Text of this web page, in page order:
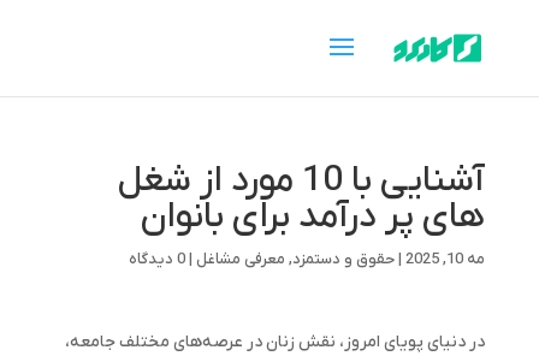
آشنایی با 10 مورد از شغل
های پر درآمد برای بانوان
مه 10, 2025 |حقوق و دستمزد, معرفی مشاغل|0 دیدگاه
در دنیای پویای امروز، نقش زنان در عرصه‌های مختلف جامعه،